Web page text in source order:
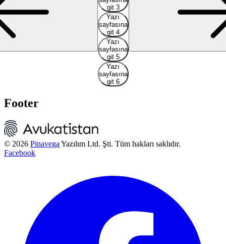
git 3
Yazı
sayfasına
git 4
Yazı
sayfasına
git 5
Yazı
sayfasına
git 6
Footer
© 2026 Pinavega Yazılım Ltd. Şti. Tüm hakları saklıdır.
Facebook